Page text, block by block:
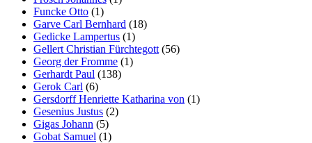
Funcke Otto (1)
Garve Carl Bernhard (18)
Gedicke Lampertus (1)
Gellert Christian Fürchtegott (56)
Georg der Fromme (1)
Gerhardt Paul (138)
Gerok Carl (6)
Gersdorff Henriette Katharina von (1)
Gesenius Justus (2)
Gigas Johann (5)
Gobat Samuel (1)